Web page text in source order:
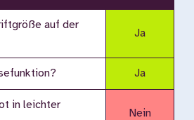
auf der
Ja
Ja
in leichter
Nein